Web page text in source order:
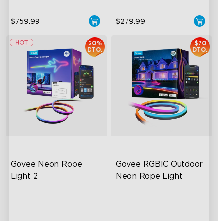
$759.99 $279.99
Govee Neon Rope
Light 2
20%
DTO.
Govee RGBIC Outdoor
Neon Rope Light
$70
DTO.